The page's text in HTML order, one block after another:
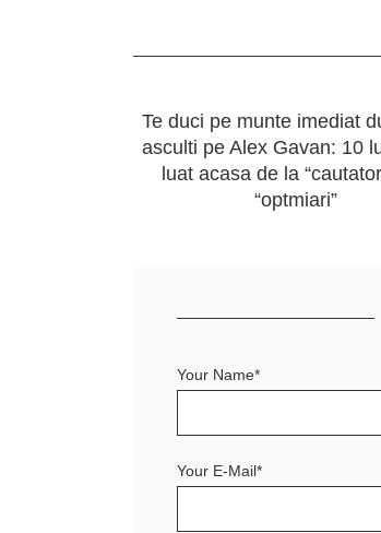
Te duci pe munte imediat
asculti pe Alex Gavan: 10
luat acasa de la
“optmiari”
Your Name*
Your E-Mail*